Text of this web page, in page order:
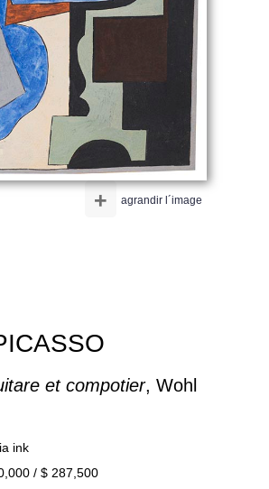
agrandir l´image
+
et compotier, Wohl
ink
/ $ 287,500